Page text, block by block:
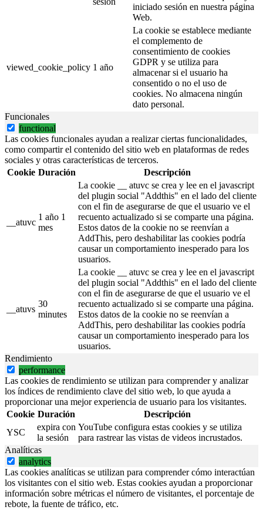
iniciado sesión en nuestra página
Web.
viewed_cookie_policy 1 año
La cookie se establece mediante
el complemento de
consentimiento de cookies
GDPR y se utiliza para
almacenar si el usuario ha
consentido o no el uso de
cookies. No almacena ningún
dato personal.
Funcionales
functional
Las cookies funcionales ayudan a realizar ciertas funcionalidades,
como compartir el contenido del sitio web en plataformas de redes
sociales y otras características de terceros.
Cookie Duración Descripción
__atuvc
1 año 1
mes
La cookie __ atuvc se crea y lee en el javascript
del plugin social "Addthis" en el lado del cliente
con el fin de asegurarse de que el usuario ve el
recuento actualizado si se comparte una página.
Estos datos de la cookie no se reenvían a
AddThis, pero deshabilitar las cookies podría
causar un comportamiento inesperado para los
usuarios.
__atuvs
30
minutes
La cookie __ atuvc se crea y lee en el javascript
del plugin social "Addthis" en el lado del cliente
con el fin de asegurarse de que el usuario ve el
recuento actualizado si se comparte una página.
Estos datos de la cookie no se reenvían a
AddThis, pero deshabilitar las cookies podría
causar un comportamiento inesperado para los
usuarios.
Rendimiento
performance
Las cookies de rendimiento se utilizan para comprender y analizar
los índices de rendimiento clave del sitio web, lo que ayuda a
proporcionar una mejor experiencia de usuario para los visitantes.
Cookie Duración
Descripción
YSC
expira con
la sesión
YouTube configura estas cookies y se utiliza
para rastrear las vistas de videos incrustados.
Analíticas
analytics
Las cookies analíticas se utilizan para comprender cómo interactúan
los visitantes con el sitio web. Estas cookies ayudan a proporcionar
información sobre métricas el número de visitantes, el porcentaje de
rebote, la fuente de tráfico, etc.